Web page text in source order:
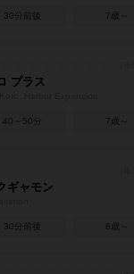
30分前後 7歳～
プラス
40～50分 7歳～
ギャモン
30分前後 8歳～